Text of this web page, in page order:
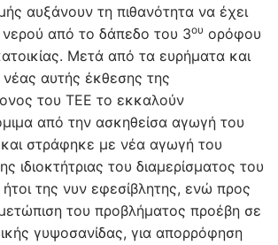
αυξάνουν τη πιθανότητα να έχει
νερού από το δάπεδο του 3ου ορόφου
Μετά από τα ευρήματα και
αυτής έκθεσης της
του ΤΕΕ το εκκαλούν
από την ασκηθείσα αγωγή του
στράφηκε με νέα αγωγή του
ιδιοκτήτριας του διαμερίσματος του
της νυν εφεσίβλητης, ενώ προς
του προβλήματος προέβη σε
γυψοσανίδας, για απορρόφηση